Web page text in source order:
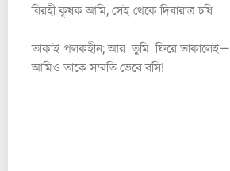
বিরহী কৃষক আমি, সেই থেকে দিবারাত্র চষি
তাকাই পলকহীন; আর তুমি ফিরে তাকালেই—
আমিও তাকে সম্মতি ভেবে বসি!